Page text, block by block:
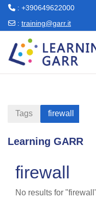
: +390649622000
: training@garr.it
Tags firewall
Learning GARR
firewall
No results for